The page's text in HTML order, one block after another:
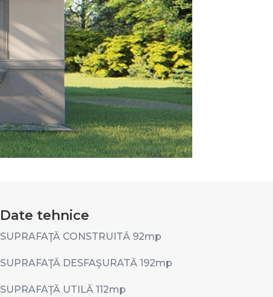
Date tehnice
SUPRAFAŢĂ CONSTRUITĂ 92mp
SUPRAFAŢĂ DESFAŞURATĂ 192mp
SUPRAFAŢĂ UTILĂ 112mp